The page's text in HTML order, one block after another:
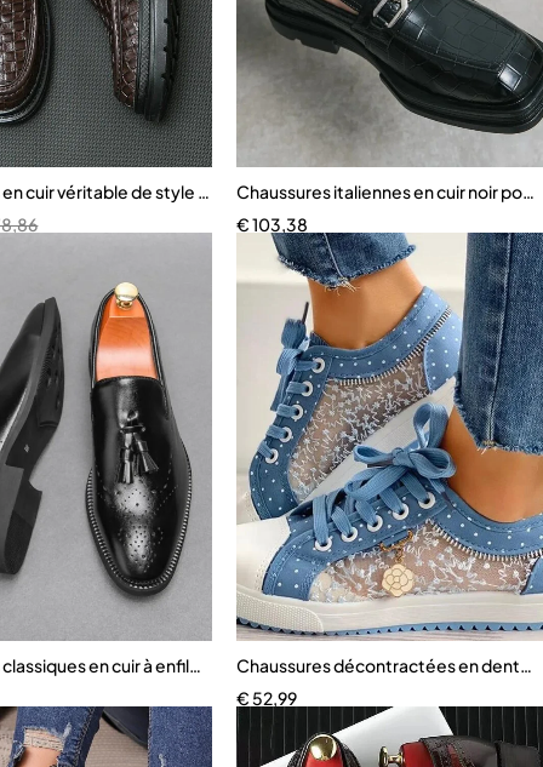
pour hommes
en cuir véritable de style britannique pour hommes
Chaussures italiennes en cuir noir
€103,38
en cuir à enfiler pour hommesChaussures décontractées en
€ 52,99